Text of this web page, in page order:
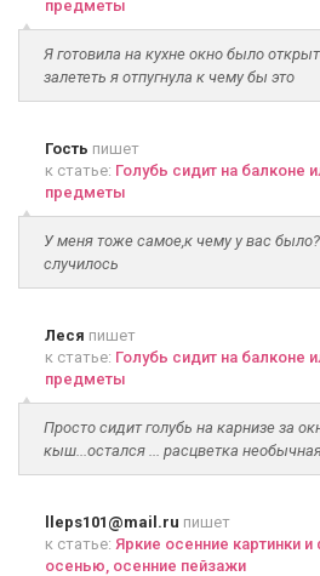
предметы
Я готовила на кухне окно было
залететь я отпугнула к чему бы это
Гость пишет
к статье: Голубь сидит на балконе
предметы
У меня тоже самое,к чему у вас
случилось
Леся пишет
к статье: Голубь сидит на балконе
предметы
Просто сидит голубь на карнизе за
кыш...остался ... расцветка необычная
lleps101@mail.ru пишет
к статье: Яркие осенние картинки
осенью, осенние пейзажи